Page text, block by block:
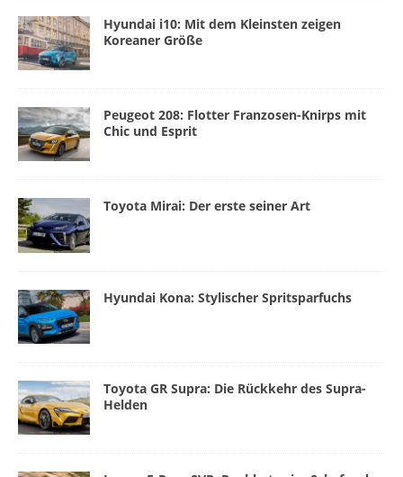
Hyundai i10: Mit dem Kleinsten zeigen
Koreaner Größe
Peugeot 208: Flotter Franzosen-Knirps mit
Chic und Esprit
Toyota Mirai: Der erste seiner Art
Hyundai Kona: Stylischer Spritsparfuchs
Toyota GR Supra: Die Rückkehr des Supra-
Helden